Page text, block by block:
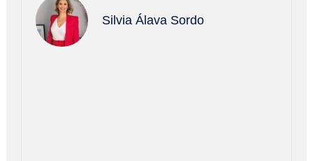
Silvia Álava Sordo